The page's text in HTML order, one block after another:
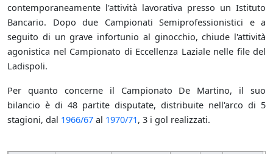
contemporaneamente l'attività lavorativa presso un Istituto
Bancario. Dopo due Campionati Semiprofessionistici e a
seguito di un grave infortunio al ginocchio, chiude l'attività
agonistica nel Campionato di Eccellenza Laziale nelle file del
Ladispoli.
Per quanto concerne il Campionato De Martino, il suo
bilancio è di 48 partite disputate, distribuite nell'arco di 5
stagioni, dal 1966/67 al 1970/71, 3 i gol realizzati.